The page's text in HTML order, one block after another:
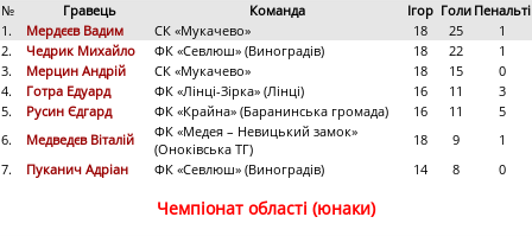
№ Гравець Команда Ігор Голи Пенальті
1.
Мердєєв Вадим СК «Мукачево» 18 25
1
2.
Чедрик Михайло ФК «Севлюш» (Виноградів) 18 22
1
3.
Мерцин Андрій СК «Мукачево» 18 15
0
4.
Готра Едуард ФК «Лінці-Зірка» (Лінці) 16 11
3
5.
Русин Єдгард ФК «Крайна» (Баранинська громада) 16 11
5
6.
Медведєв Віталій
ФК «Медея – Невицький замок»
(Оноківська ТГ)
18 9
1
7.
Пуканич Адріан ФК «Севлюш» (Виноградів) 14 8 0
Чемпіонат області (юнаки)